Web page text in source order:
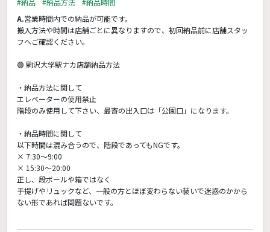
A.営業時間内での納品が可能です。
搬入方法や時間は店舗ごとに異なりますので、初回納品前に店舗スタッ
フへご確認ください。
🟢 駒沢大学駅ナカ店舗納品方法
・納品方法に関して
エレベーターの使用禁止
階段のみ使用して下さい、最寄の出入口は「公園口」になります。
・納品時間に関して
以下時間は混み合うので、階段であってもNGです。
× 7:30〜9:00
× 15:30〜20:00
正し、段ボールや箱ではなく
手提げやリュックなど、一般の方とほぼ変わらない装いで迷惑のかから
ない形であれば問題ないです。